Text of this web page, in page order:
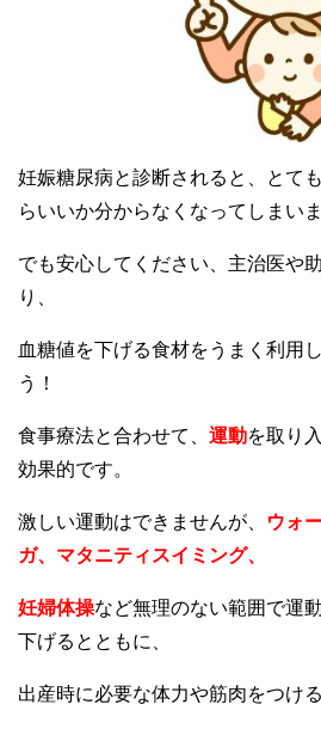
妊娠糖尿病と診断されると、とて
らいいか分からなくなってしまいま
でも安心してください、主治医や
り、
血糖値を下げる食材をうまく利用
う！
食事療法と合わせて、 運動を取り
効果的です。
激しい運動はできませんが、
ウォ
ガ、マタニティスイミング、
妊婦体操など無理のない範囲で運
下げるとともに、
出産時に必要な体力や筋肉をつけ